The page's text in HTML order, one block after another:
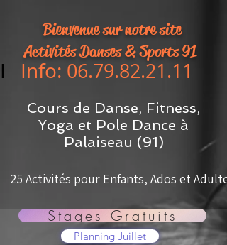
Bienvenuesur notre site
Activités Danses & Sports 91
I Info: 06.79.82.21.11
Cours de Danse, Fitness,
Yoga et Pole Dance à
Palaiseau (91)
pour Enfants, Ados et Adultes
Stages Gratuits
Planning Juillet